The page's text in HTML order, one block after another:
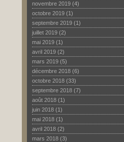
novembre 2019 (4)
octobre 2019 (1)
septembre 2019 (1)
juillet 2019 (2)
mai 2019 (1)
avril 2019 (2)
mars 2019 (5)
décembre 2018 (6)
octobre 2018 (33)
septembre 2018 (7)
août 2018 (1)
juin 2018 (1)
mai 2018 (1)
avril 2018 (2)
mars 2018 (3)